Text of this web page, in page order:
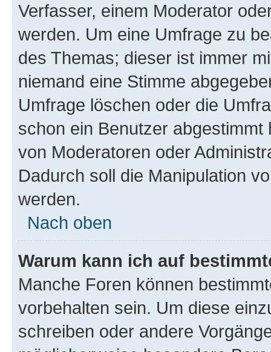
Verfasser, einem Moderator
werden. Um eine Umfrage zu
des Themas; dieser ist immer
niemand eine Stimme
Umfrage löschen oder die
schon ein Benutzer
von Moderatoren oder
Dadurch soll die Manipulation
werden.
Nach oben
Warum kann ich auf
Manche Foren können
vorbehalten sein. Um diese
schreiben oder andere